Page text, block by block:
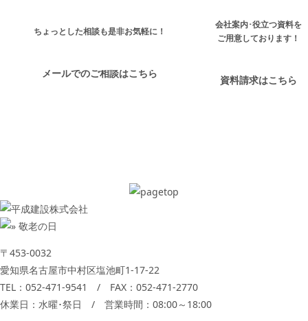
ちょっとした相談も是非お気軽に！
メールでのご相談はこちら
会社案内･役立つ資料を
ご用意しております！
資料請求はこちら
〒453-0032
愛知県名古屋市中村区塩池町1-17-22
TEL： 052-471-9541
/ FAX：052-471-2770
休業日：水曜･祭日 / 営業時間：08:00～18:00